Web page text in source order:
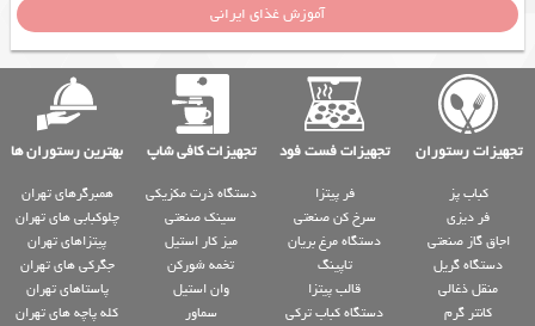
آموزش غذای ایرانی
تجهیزات رستوران تجهیزات فست فود تجهیزات کافی شاپ بهترین رستوران ها
کباب پز
فر دیزی
اجاق گاز صنعتی
دستگاه گریل
منقل ذغالی
کانتر گرم
فر پیتزا
سرخ کن صنعتی
دستگاه مرغ بریان
تاپینگ
قالب پیتزا
دستگاه کباب ترکی
دستگاه ذرت مکزیکی
سینک صنعتی
میز کار استیل
تخمه شورکن
وان استیل
سماور
همبرگرهای تهران
چلوکبابی های تهران
پیتزاهای تهران
جگرکی های تهران
پاستاهای تهران
کله پاچه های تهران